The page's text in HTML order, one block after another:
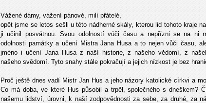
Vážené dámy, vážení pánové, milí přátelé,
opět jsme se letos sešli u této nádherné skály, kterou lid tohoto kraje
ji učinil posvátnou. Svou odolností vůči času a nepřízni se na ni
odolnosti památky a učení Mistra Jana Husa a to nejen vůči času,
jméno i učení Jana Husa z naší historie, z našeho vědomí, z
našeho svědomí. Tyto snahy stále pokračují a jejich nízkost je bez
Proč ještě dnes vadí Mistr Jan Hus a jeho názory katolické církvi a
Co má doba, ve které Hus působil a trpěl, společného s dneškem?
našemu lidství, úrovni, k naší zodpovědnosti za sebe, za druhé, za